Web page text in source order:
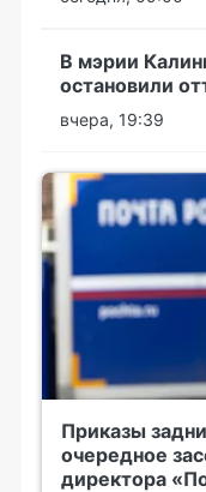
В мэрии
остановили
вчера, 19:39
Приказы
очередное
директора